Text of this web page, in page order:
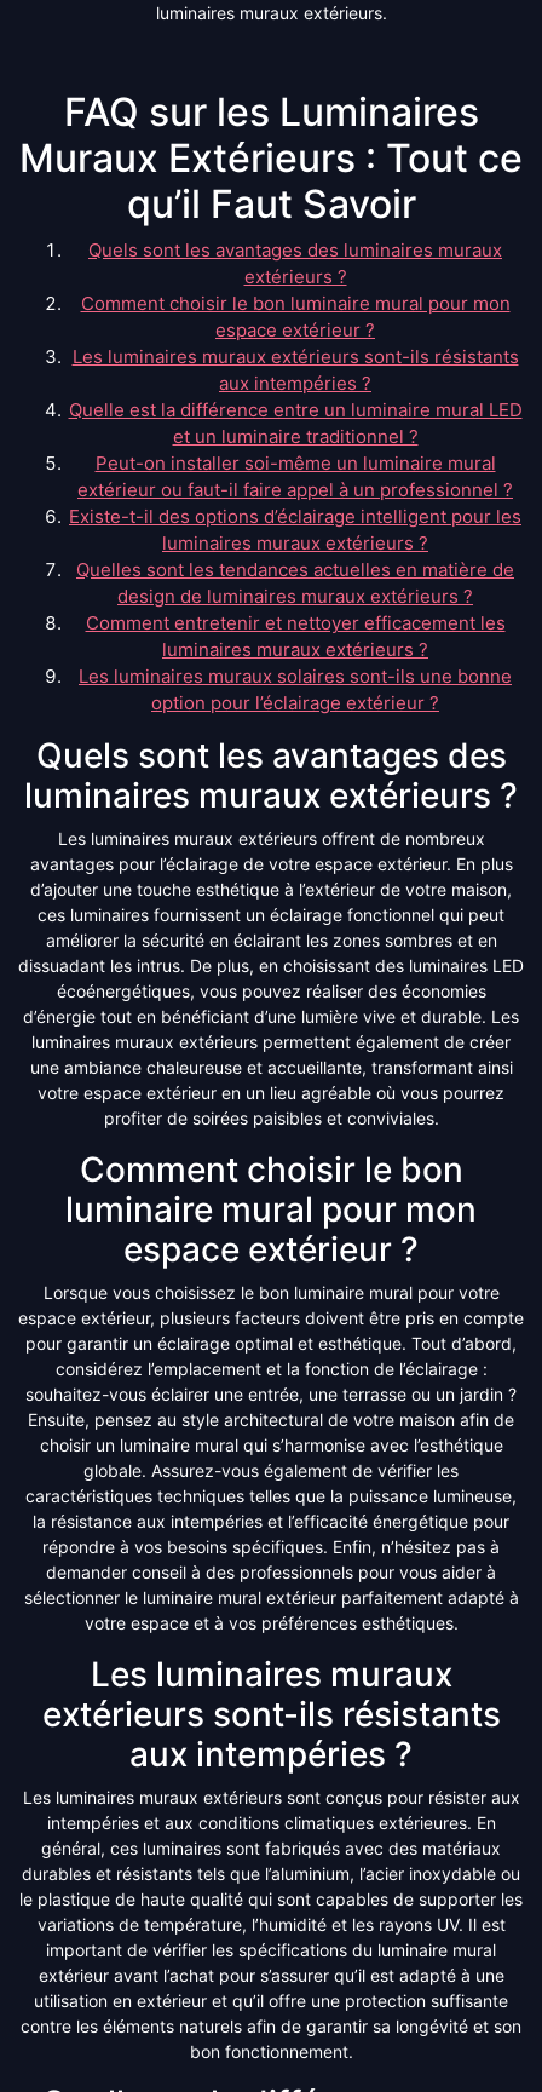
luminaires muraux extérieurs.
FAQ sur les Luminaires
Muraux Extérieurs : Tout ce
qu’il Faut Savoir
Quels sont les avantages des luminaires muraux
extérieurs ?
Comment choisir le bon luminaire mural pour mon
espace extérieur ?
Les luminaires muraux extérieurs sont-ils résistants
aux intempéries ?
Quelle est la différence entre un luminaire mural LED
et un luminaire traditionnel ?
Peut-on installer soi-même un luminaire mural
extérieur ou faut-il faire appel à un professionnel ?
Existe-t-il des options d’éclairage intelligent pour les
luminaires muraux extérieurs ?
Quelles sont les tendances actuelles en matière de
design de luminaires muraux extérieurs ?
Comment entretenir et nettoyer efficacement les
luminaires muraux extérieurs ?
Les luminaires muraux solaires sont-ils une bonne
option pour l’éclairage extérieur ?
Quels sont les avantages des
luminaires muraux extérieurs ?
Les luminaires muraux extérieurs offrent de nombreux
avantages pour l’éclairage de votre espace extérieur. En plus
d’ajouter une touche esthétique à l’extérieur de votre maison,
ces luminaires fournissent un éclairage fonctionnel qui peut
améliorer la sécurité en éclairant les zones sombres et en
dissuadant les intrus. De plus, en choisissant des luminaires LED
écoénergétiques, vous pouvez réaliser des économies
d’énergie tout en bénéficiant d’une lumière vive et durable. Les
luminaires muraux extérieurs permettent également de créer
une ambiance chaleureuse et accueillante, transformant ainsi
votre espace extérieur en un lieu agréable où vous pourrez
profiter de soirées paisibles et conviviales.
Comment choisir le bon
luminaire mural pour mon
espace extérieur ?
Lorsque vous choisissez le bon luminaire mural pour votre
espace extérieur, plusieurs facteurs doivent être pris en compte
pour garantir un éclairage optimal et esthétique. Tout d’abord,
considérez l’emplacement et la fonction de l’éclairage :
souhaitez-vous éclairer une entrée, une terrasse ou un jardin ?
Ensuite, pensez au style architectural de votre maison afin de
choisir un luminaire mural qui s’harmonise avec l’esthétique
globale. Assurez-vous également de vérifier les
caractéristiques techniques telles que la puissance lumineuse,
la résistance aux intempéries et l’efficacité énergétique pour
répondre à vos besoins spécifiques. Enfin, n’hésitez pas à
demander conseil à des professionnels pour vous aider à
sélectionner le luminaire mural extérieur parfaitement adapté à
votre espace et à vos préférences esthétiques.
Les luminaires muraux
extérieurs sont-ils résistants
aux intempéries ?
Les luminaires muraux extérieurs sont conçus pour résister aux
intempéries et aux conditions climatiques extérieures. En
général, ces luminaires sont fabriqués avec des matériaux
durables et résistants tels que l’aluminium, l’acier inoxydable ou
le plastique de haute qualité qui sont capables de supporter les
variations de température, l’humidité et les rayons UV. Il est
important de vérifier les spécifications du luminaire mural
extérieur avant l’achat pour s’assurer qu’il est adapté à une
utilisation en extérieur et qu’il offre une protection suffisante
contre les éléments naturels afin de garantir sa longévité et son
bon fonctionnement.